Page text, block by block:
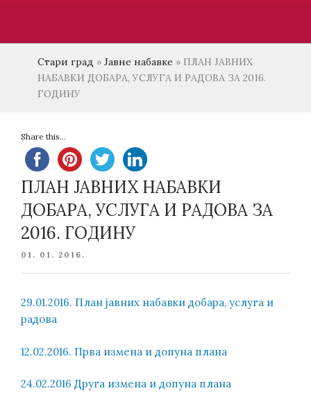
Стари град » Јавне набавке » ПЛАН ЈАВНИХ
НАБАВКИ ДОБАРА, УСЛУГА И РАДОВА ЗА 2016.
ГОДИНУ
Share this...
ПЛАН ЈАВНИХ НАБАВКИ
ДОБАРА, УСЛУГА И РАДОВА ЗА
2016. ГОДИНУ
POSTED
01. 01. 2016.
29.01.2016. План јавних набавки добара, услуга и
радова
12.02.2016. Прва измена и допуна плана
24.02.2016 Друга измена и допуна плана